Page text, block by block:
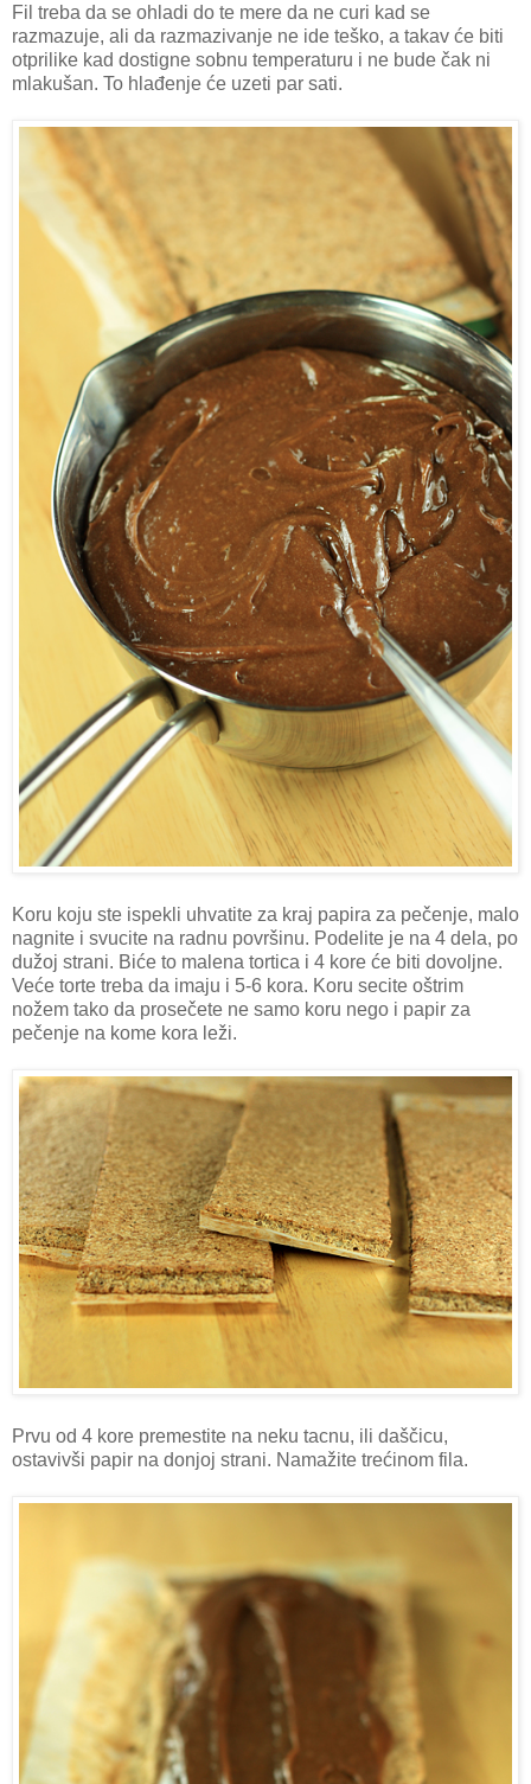
Fil treba da se ohladi do te mere da ne curi kad se
razmazuje, ali da razmazivanje ne ide teško, a takav će biti
otprilike kad dostigne sobnu temperaturu i ne bude čak ni
mlakušan. To hlađenje će uzeti par sati.
Koru koju ste ispekli uhvatite za kraj papira za pečenje, malo
nagnite i svucite na radnu površinu. Podelite je na 4 dela, po
dužoj strani. Biće to malena tortica i 4 kore će biti dovoljne.
Veće torte treba da imaju i 5-6 kora. Koru secite oštrim
nožem tako da prosečete ne samo koru nego i papir za
pečenje na kome kora leži.
Prvu od 4 kore premestite na neku tacnu, ili daščicu,
ostavivši papir na donjoj strani. Namažite trećinom fila.